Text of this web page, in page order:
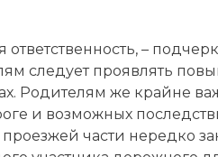
–
следует проявлять
Родителям же крайне
и возможных
части нередко